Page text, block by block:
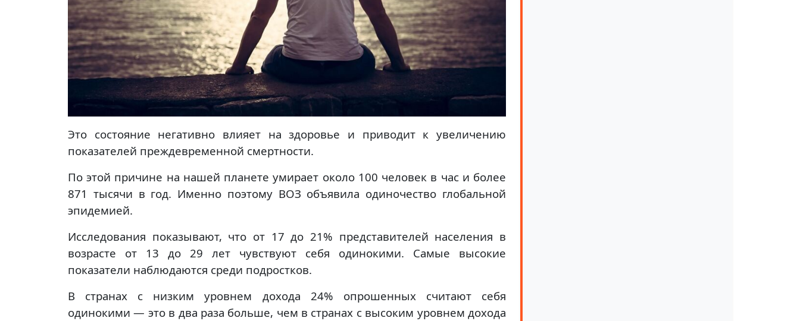
Это состояние негативно влияет на здоровье и приводит к увеличению
показателей преждевременной смертности.
По этой причине на нашей планете умирает около 100 человек в час и более
871 тысячи в год. Именно поэтому ВОЗ объявила одиночество глобальной
эпидемией.
Исследования показывают, что от 17 до 21% представителей населения в
возрасте от 13 до 29 лет чувствуют себя одинокими. Самые высокие
показатели наблюдаются среди подростков.
В странах с низким уровнем дохода 24% опрошенных считают себя
одинокими — это в два раза больше, чем в странах с высоким уровнем дохода